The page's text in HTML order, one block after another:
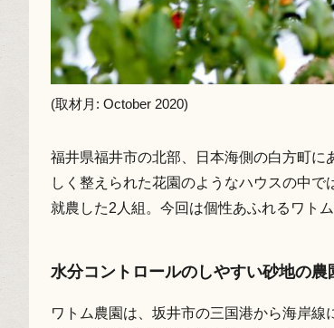
(取材月: October 2020)
福井県福井市の北部、日本海側の白方町
しく整えられた花園のようなハウスの中
就農した2人組。今回は個性あふれるワト
水分コントロールのしやすい砂地の農
ワトム農園は、坂井市の三国港から海岸